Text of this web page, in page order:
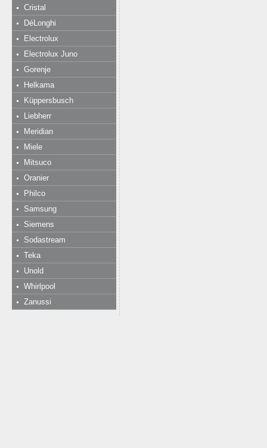
Cristal
DéLonghi
Electrolux
Electrolux Juno
Gorenje
Helkama
Küppersbusch
Liebherr
Meridian
Miele
Mitsuco
Oranier
Philco
Samsung
Siemens
Sodastream
Teka
Unold
Whirlpool
Zanussi